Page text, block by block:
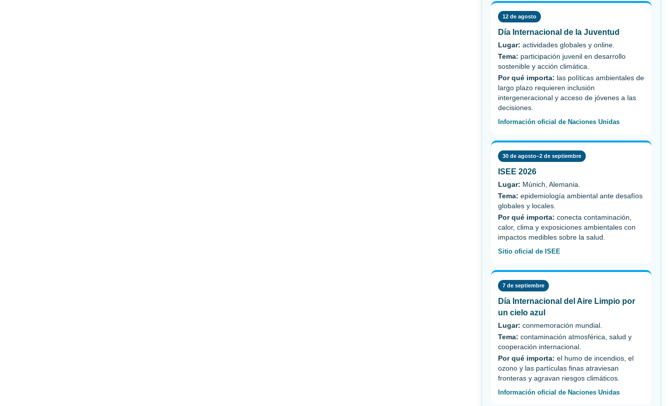
12 de agosto
Día Internacional de la Juventud
Lugar: actividades globales y online.
Tema: participación juvenil en desarrollo
sostenible y acción climática.
Por qué importa: las políticas ambientales de
largo plazo requieren inclusión
intergeneracional y acceso de jóvenes a las
decisiones.
Información oficial de Naciones Unidas
30 de agosto–2 de septiembre
ISEE 2026
Lugar: Múnich, Alemania.
Tema: epidemiología ambiental ante desafíos
globales y locales.
Por qué importa: conecta contaminación,
calor, clima y exposiciones ambientales con
impactos medibles sobre la salud.
Sitio oficial de ISEE
7 de septiembre
Día Internacional del Aire Limpio por
un cielo azul
Lugar: conmemoración mundial.
Tema: contaminación atmosférica, salud y
cooperación internacional.
Por qué importa: el humo de incendios, el
ozono y las partículas finas atraviesan
fronteras y agravan riesgos climáticos.
Información oficial de Naciones Unidas